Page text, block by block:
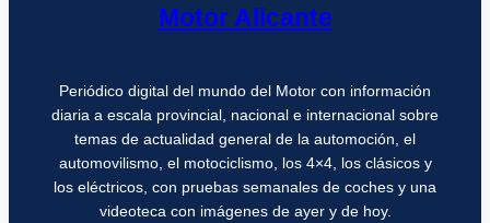
Motor Alicante
Periódico digital del mundo del Motor con información
diaria a escala provincial, nacional e internacional sobre
temas de actualidad general de la automoción, el
automovilismo, el motociclismo, los 4×4, los clásicos y
los eléctricos, con pruebas semanales de coches y una
videoteca con imágenes de ayer y de hoy.